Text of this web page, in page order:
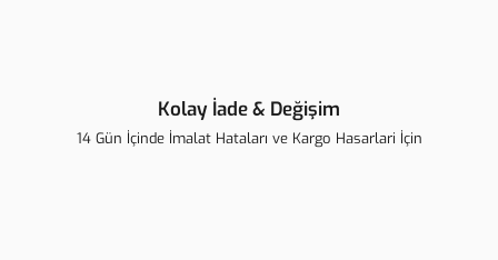
Kolay İade & Değişim
14 Gün İçinde İmalat Hataları ve Kargo Hasarlari İçin